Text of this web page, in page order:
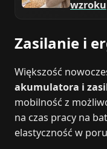
wzroku
Zasilanie i
Większość
akumulatora i
mobilność z
na czas pracy na
elastyczność w